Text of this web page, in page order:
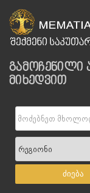
გამოჩენილი
მიხედვით
ძიება